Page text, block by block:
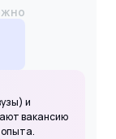
и
вакансию
опыта.